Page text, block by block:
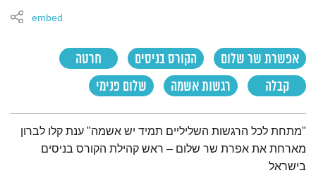
אפשרת שר שלום הקורס בניסים
חרטה
קבלה
רגשות אשמה שלום פנימי
embed
תמצית הפודקאסט
"מתחת לכל הרגשות השליליים תמיד יש אשמה" ענת קלו לברון
מארחת את אפרת שר שלום – ראש קהילת הקורס בניסים
בישראל